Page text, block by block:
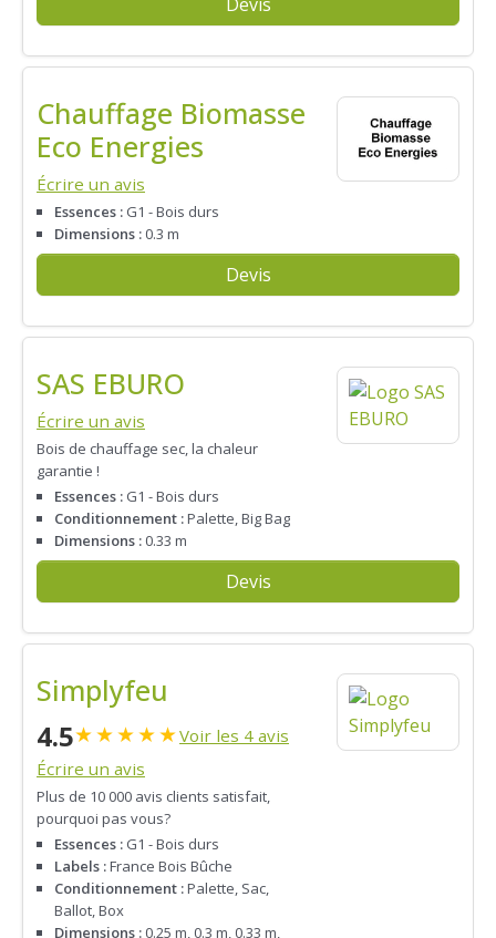
Chauffage Biomasse
Eco Energies
Écrire un avis
Essences : G1 - Bois durs
Dimensions : 0.3 m
Devis
SAS EBURO
Écrire un avis
Bois de chauffage sec, la chaleur
garantie !
Essences : G1 - Bois durs
Conditionnement :Palette, Big Bag
Dimensions : 0.33 m
Devis
Simplyfeu
4.5★★★★★Voir les 4 avis
Écrire un avis
Plus de 10 000 avis clients satisfait,
pourquoi pas vous?
Essences : G1 - Bois durs
Labels :France Bois Bûche
Conditionnement :Palette, Sac,
Ballot, Box
Dimensions : 0.25 m, 0.3 m, 0.33 m,